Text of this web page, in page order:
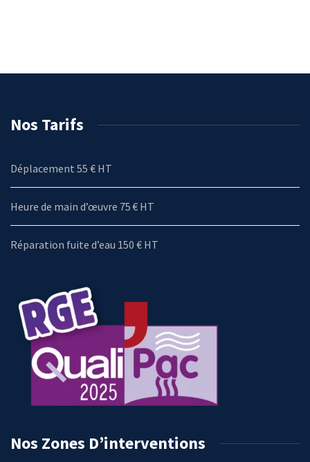
Nos Tarifs
Déplacement 55 € HT
Heure de main d’œuvre 75 € HT
Réparation fuite d’eau 150 € HT
Nos Zones D’interventions